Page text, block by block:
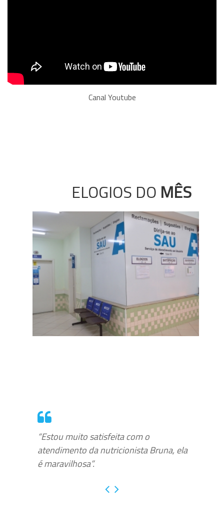
Canal Youtube
ELOGIOS DO MÊS
“Estou muito satisfeita com o
atendimento da nutricionista Bruna, ela
é maravilhosa”.